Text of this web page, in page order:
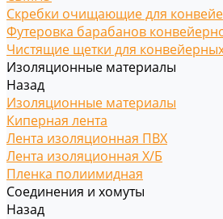
Скребки очищающие для
Футеровка барабанов
Чистящие щетки для
Изоляционные материалы
Назад
Изоляционные материалы
Киперная лента
Лента изоляционная ПВХ
Лента изоляционная Х/Б
Пленка полиимидная
Соединения и хомуты
Назад